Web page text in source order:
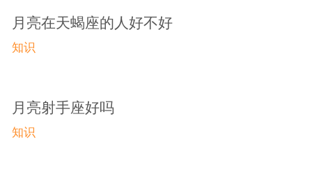
月亮在天蝎座的人好不好
知识
月亮射手座好吗
知识